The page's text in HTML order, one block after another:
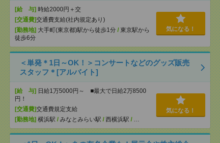
[給 与] 時給2000円＋交
[交通費]交通費支給(社内規定あり)
[勤務地] 大手町(東京都)駅から徒歩1分 / 東京駅から
徒歩6分
気になる！
＜単発＊1日～OK！＞コンサートなどのグッズ販売
スタッフ＊[アルバイト]
[給 与] 日給1万5000円～ ■最大で日給2万8500
円！
[交通費]交通費規定支給
[勤務地] 横浜駅 / みなとみらい駅 / 西横浜駅 / …
気になる！